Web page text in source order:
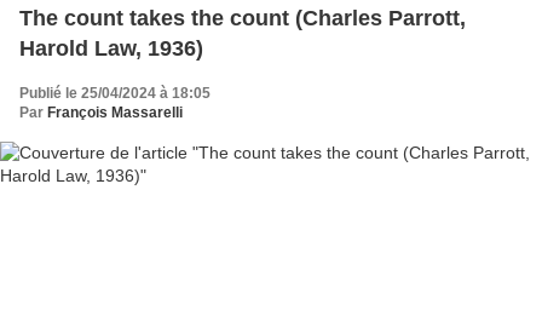
The count takes the count (Charles Parrott,
Harold Law, 1936)
Publié le 25/04/2024 à 18:05
Par François Massarelli